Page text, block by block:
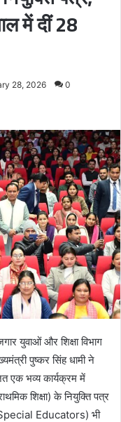
में दीं 28
28, 2026 0
युवाओं और शिक्षा विभाग
पुष्कर सिंह धामी ने
एक भव्य कार्यक्रम में
शिक्षा) के नियुक्ति पत्र
Educators) भी